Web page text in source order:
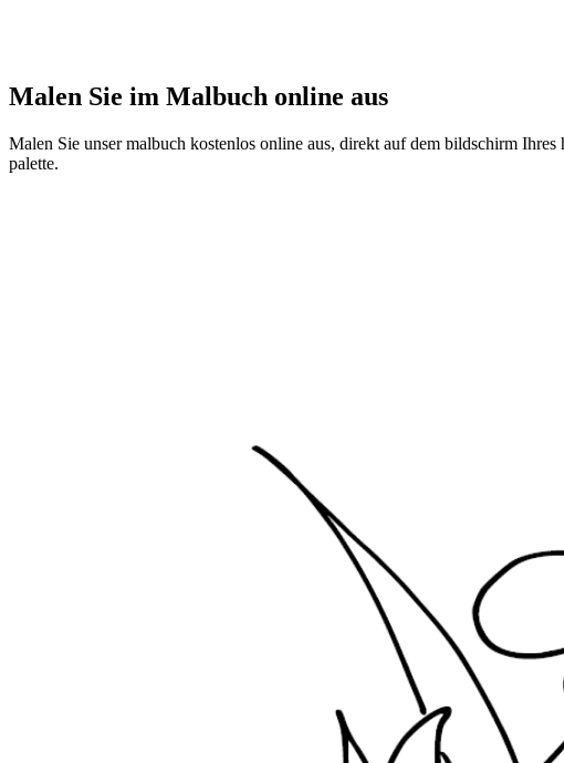
Malen Sie im Malbuch online aus
Malen Sie unser malbuch kostenlos online aus, direkt auf dem bildschirm
palette.